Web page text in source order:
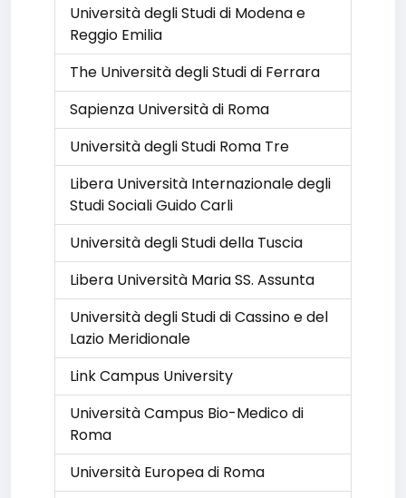
Università degli Studi di Modena e
Reggio Emilia
The Università degli Studi di Ferrara
Sapienza Università di Roma
Università degli Studi Roma Tre
Libera Università Internazionale degli
Studi Sociali Guido Carli
Università degli Studi della Tuscia
Libera Università Maria SS. Assunta
Università degli Studi di Cassino e del
Lazio Meridionale
Link Campus University
Università Campus Bio-Medico di
Roma
Università Europea di Roma